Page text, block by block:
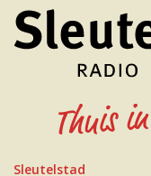
Sleutelstad